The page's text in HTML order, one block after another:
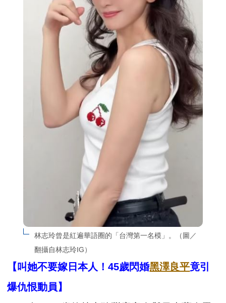
林志玲曾是紅遍華語圈的「台灣第一名模」。（圖／
翻攝自林志玲IG）
【叫她不要嫁日本人！45歲閃婚黑澤良平竟引
爆仇恨動員】